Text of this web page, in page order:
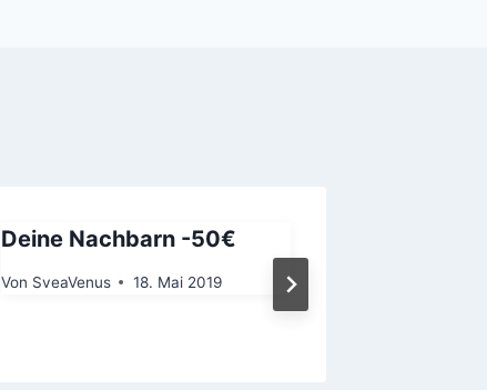
Deine Nachbarn -50€
Von SveaVenus 18. Mai 2019